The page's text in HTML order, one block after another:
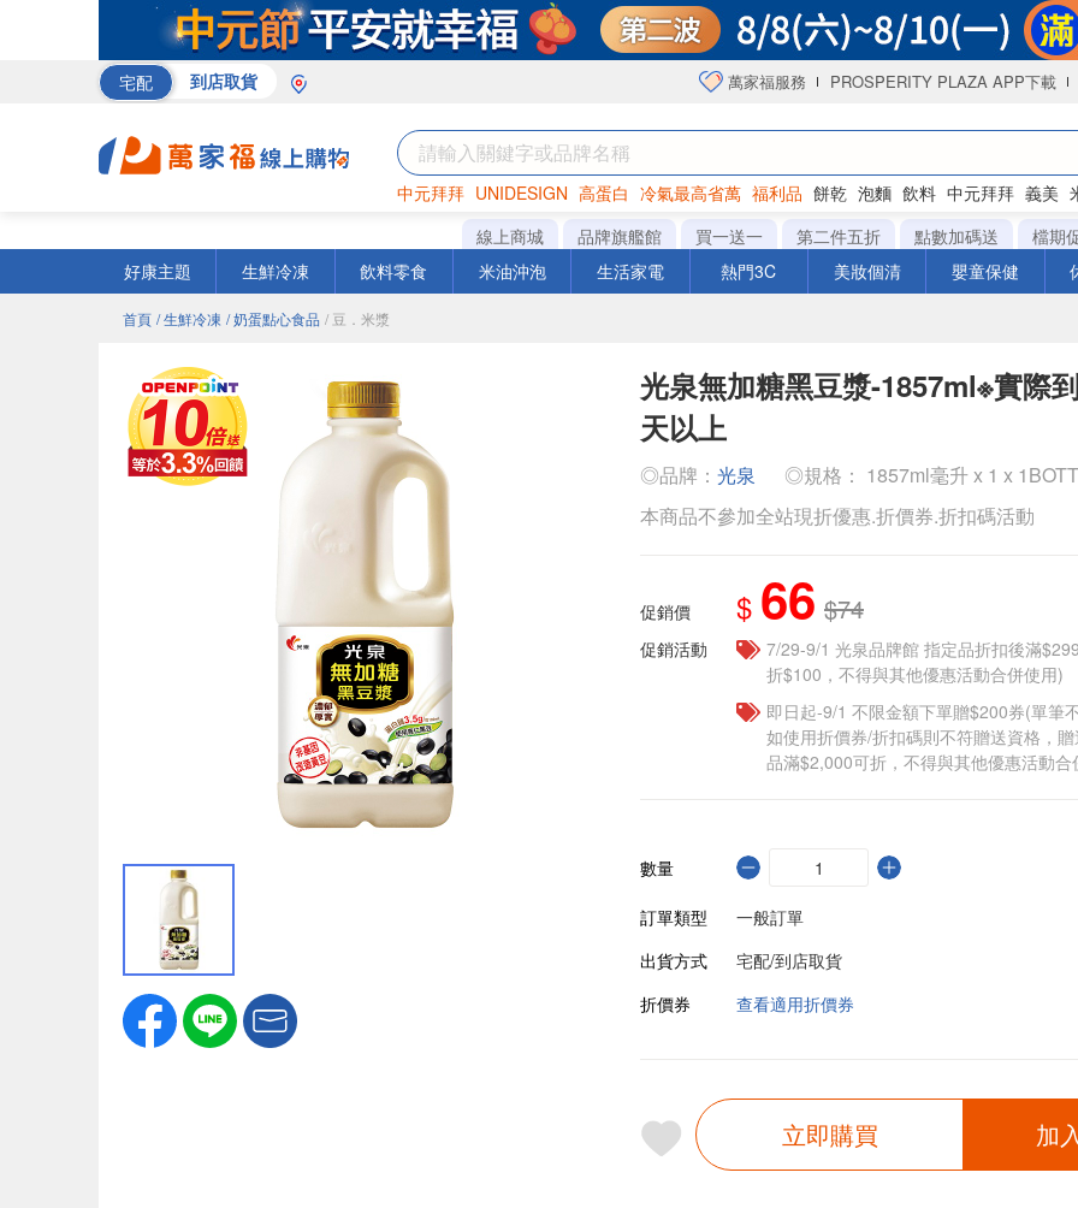
宅配 到店取貨 萬家福服務 PROSPERITY PLAZA APP下載
中元拜拜 UNIDESIGN 高蛋白 冷氣最高省萬 福利品 餅乾 泡麵 飲料 中元拜拜 義美
罐頭 咖啡 海苔
線上商城 品牌旗艦館 買一送一 第二件五折 點數加碼送
檔期
好康主題
生鮮冷凍 飲料零食 米油沖泡 生活家電 熱門3C 美妝個清 嬰童保健
首頁 / 生鮮冷凍 / 奶蛋點心食品 / 豆．米漿
光泉無加糖黑豆漿-1857ml※實際
天以上
◎品牌： 光泉
◎規格： 1857ml毫升 x 1 x
本商品不參加全站現折優惠.折價券.折扣碼活動
促銷價 $ 66 $74
促銷活動
7/29-9/1 光泉品牌館 指定品折扣後滿
折$100，不得與其他優惠活動合併使用)
即日起-9/1 不限金額下單贈$200券(單筆
如使用折價券/折扣碼則不符贈送資格，
品滿$2,000可折，不得與其他優惠活動合
數量
訂單類型
一般訂單
出貨方式
宅配/到店取貨
折價券
查看適用折價券
立即購買 加